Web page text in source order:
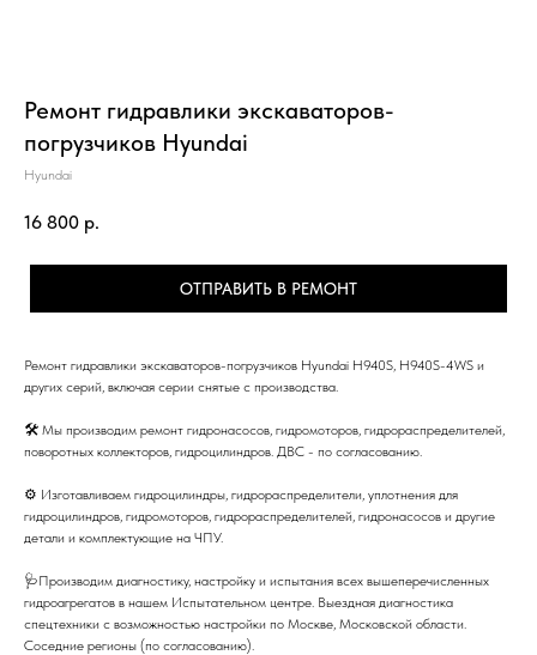
Ремонт гидравлики экскаваторов-
погрузчиков Hyundai
Hyundai
16 800 р.
ОТПРАВИТЬ В РЕМОНТ
Ремонт гидравлики экскаваторов-погрузчиков Hyundai H940S, H940S-4WS и
других серий, включая серии снятые с производства.
🛠 Мы производим ремонт гидронасосов, гидромоторов, гидрораспределителей,
поворотных коллекторов, гидроцилиндров. ДВС - по согласованию.
⚙ Изготавливаем гидроцилиндры, гидрораспределители, уплотнения для
гидроцилиндров, гидромоторов, гидрораспределителей, гидронасосов и другие
детали и комплектующие на ЧПУ.
🩺Производим диагностику, настройку и испытания всех вышеперечисленных
гидроагрегатов в нашем Испытательном центре. Выездная диагностика
спецтехники с возможностью настройки по Москве, Московской области.
Соседние регионы (по согласованию).